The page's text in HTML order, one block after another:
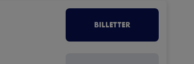
BILLETTER